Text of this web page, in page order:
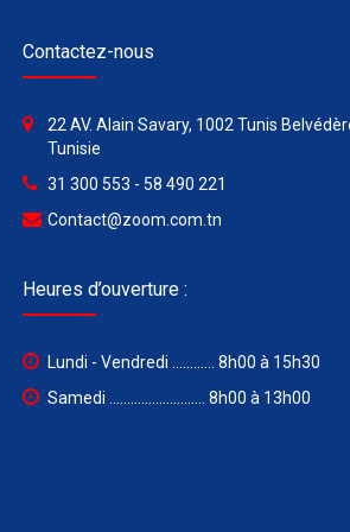
Contactez-nous
22 AV. Alain Savary, 1002 Tunis
Tunisie
31 300 553 - 58 490 221
Contact@zoom.com.tn
Heures d’ouverture :
Lundi - Vendredi ............ 8h00 à 15h30
Samedi ........................... 8h00 à 13h00